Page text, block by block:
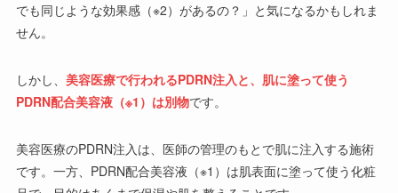
でも同じような効果感（※2）があるの？」と気になるかもしれま
せん。
しかし、 美容医療で行われるPDRN注入と、肌に塗って使う
PDRN配合美容液（※1）は別物です。
美容医療のPDRN注入は、医師の管理のもとで肌に注入する施術
です。一方、PDRN配合美容液（※1）は肌表面に塗って使う化粧